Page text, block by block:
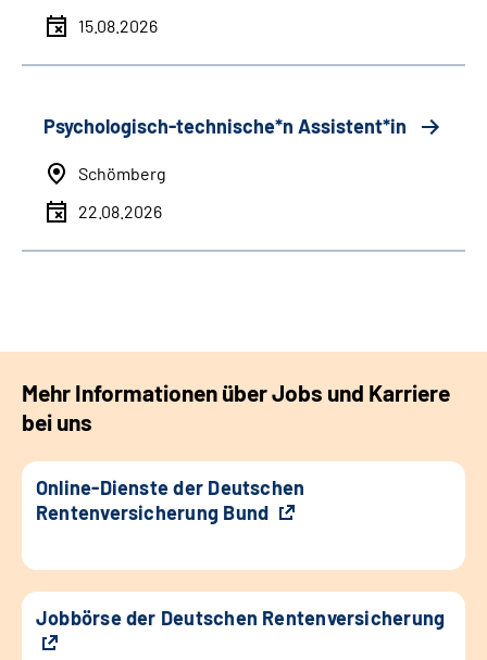
15.08.2026
Psychologisch-technische*n Assistent*in
Schömberg
22.08.2026
Mehr Informationen über Jobs und Karriere
bei uns
Online-Dienste der Deutschen
Rentenversicherung Bund
Jobbörse der Deutschen Rentenversicherung